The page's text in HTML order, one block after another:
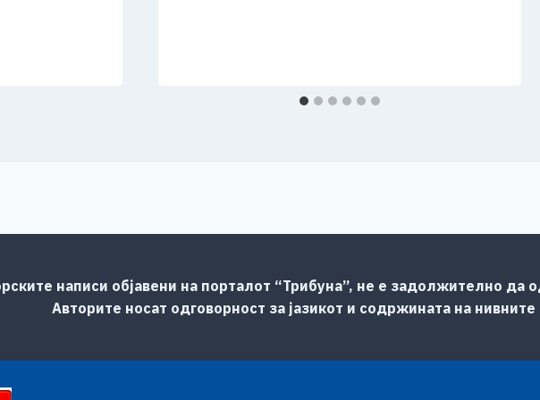
написи објавени на порталот “Трибуна”, не е задолжително да
Авторите носат одговорност за јазикот и содржината на нивните